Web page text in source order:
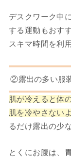
デスクワーク中
する運動もおす
スキマ時間を利
②露出の多い服
肌が冷えると体
肌を冷やさない
るだけ露出の少
とくにお腹は、